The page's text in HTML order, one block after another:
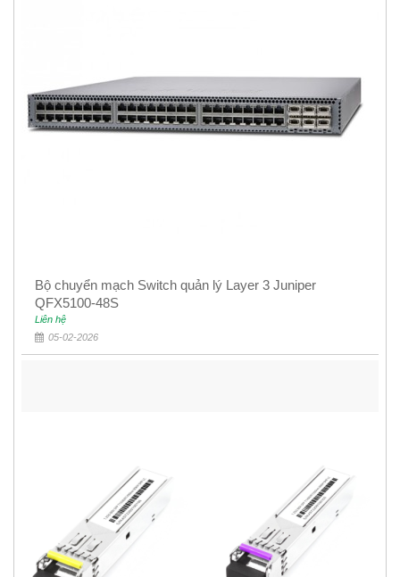
Bộ chuyển mạch Switch quản lý Layer 3 Juniper
QFX5100-48S
Liên hệ
05-02-2026